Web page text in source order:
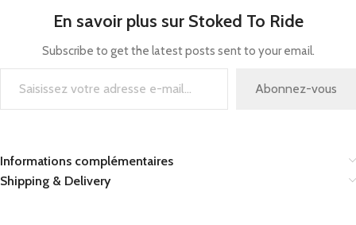
En savoir plus sur Stoked To Ride
Subscribe to get the latest posts sent to your email.
Abonnez-vous
Informations complémentaires
Shipping & Delivery